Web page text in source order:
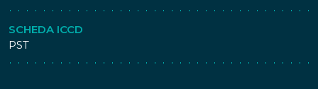
SCHEDA ICCD
PST